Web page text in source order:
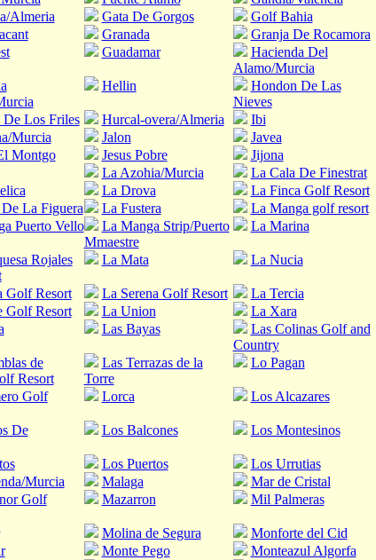
Almeria
Gata De Gorgos
Golf Bahia
Granada
Granja De Rocamora
Guadamar
Hacienda Del
Alamo/Murcia
Hellin
Hondon De Las
Nieves
Los Friles
Hurcal-overa/Almeria
Ibi
Murcia
Jalon
Javea
Montgo
Jesus Pobre
Jijona
La Azohia/Murcia
La Cala De Finestrat
La Drova
La Finca Golf Resort
La Figuera
La Fustera
La Manga golf resort
Puerto Vello
La Manga Strip/Puerto
Mmaestre
La Marina
Rojales
La Mata La Nucia
Golf Resort La Serena Golf Resort
La Tercia
Golf Resort
La Union
La Xara
Las Bayas
Las Colinas Golf and
Country
de
Resort
Las Terrazas de la
Torre
Lo Pagan
Golf
Lorca Los Alcazares
De
Los Balcones Los Montesinos
Los Puertos
Los Urrutias
Murcia
Malaga
Mar de Cristal
Golf
Mazarron Mil Palmeras
Molina de Segura
Monforte del Cid
Monte Pego
Monteazul Algorfa